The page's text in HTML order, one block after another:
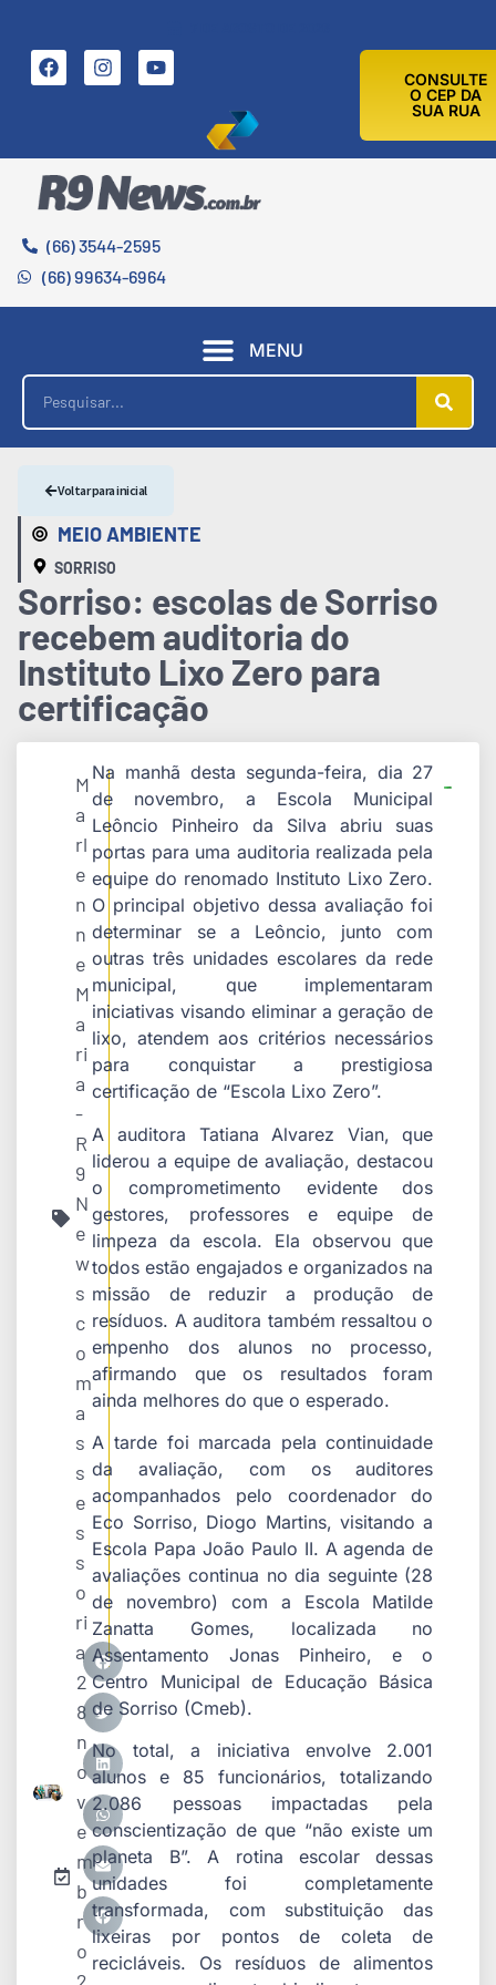
CONSULTE
O CEP DA
SUA RUA
(66) 3544-2595
(66) 99634-6964
MENU
MEIO AMBIENTE
SORRISO
Voltar para inicial
Sorriso: escolas de Sorriso
recebem auditoria do
Instituto Lixo Zero para
certificação
M
a
rl
e
n
n
e
M
a
ri
a
-
R
9
N
e
w
s
c
o
m
a
s
s
e
s
s
o
ri
a
2
8
n
o
v
e
m
b
r
o
Na manhã desta segunda-feira, dia 27
de novembro, a Escola Municipal
Leôncio Pinheiro da Silva abriu suas
portas para uma auditoria realizada pela
equipe do renomado Instituto Lixo Zero.
O principal objetivo dessa avaliação foi
determinar se a Leôncio, junto com
outras três unidades escolares da rede
municipal, que implementaram
iniciativas visando eliminar a geração de
lixo, atendem aos critérios necessários
para conquistar a prestigiosa
certificação de “Escola Lixo Zero”.
A auditora Tatiana Alvarez Vian, que
liderou a equipe de avaliação, destacou
o comprometimento evidente dos
gestores, professores e equipe de
limpeza da escola. Ela observou que
todos estão engajados e organizados na
missão de reduzir a produção de
resíduos. A auditora também ressaltou o
empenho dos alunos no processo,
afirmando que os resultados foram
ainda melhores do que o esperado.
A tarde foi marcada pela continuidade
da avaliação, com os auditores
acompanhados pelo coordenador do
Eco Sorriso, Diogo Martins, visitando a
Escola Papa João Paulo II. A agenda de
avaliações continua no dia seguinte (28
de novembro) com a Escola Matilde
Zanatta Gomes, localizada no
Assentamento Jonas Pinheiro, e o
Centro Municipal de Educação Básica
de Sorriso (Cmeb).
No total, a iniciativa envolve 2.001
alunos e 85 funcionários, totalizando
2.086 pessoas impactadas pela
conscientização de que “não existe um
planeta B”. A rotina escolar dessas
unidades foi completamente
transformada, com substituição das
lixeiras por pontos de coleta de
recicláveis. Os resíduos de alimentos